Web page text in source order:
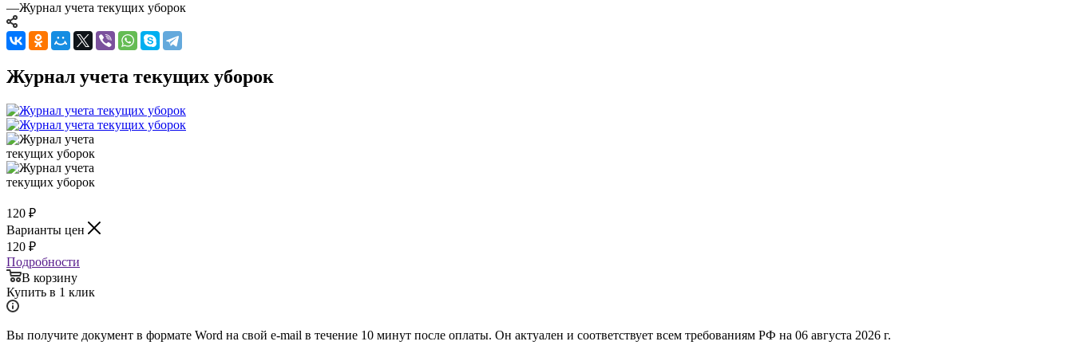
—Журнал учета текущих уборок
Журнал учета текущих уборок
120 ₽
Варианты цен
120 ₽
Подробности
В корзину
Купить в 1 клик
Вы получите документ в формате Word на свой e-mail в течение 10 минут после оплаты. Он актуален и соответствует всем требованиям РФ на 06 августа 2026 г.